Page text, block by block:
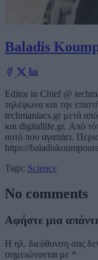
Baladis
Editor in Chief @
τηλέφωνα και την
techmaniacs.gr μετά
και digitallife.gr. Από
αυτό που αγαπάει.
https://
Tags: Science
No comments
Αφήστε μια
Η ηλ. διεύθυνση σας
σημειώνονται με *